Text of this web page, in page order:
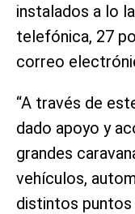
instalados a lo
telefónica, 27
correo
“A través de
dado apoyo y
grandes
vehículos,
distintos